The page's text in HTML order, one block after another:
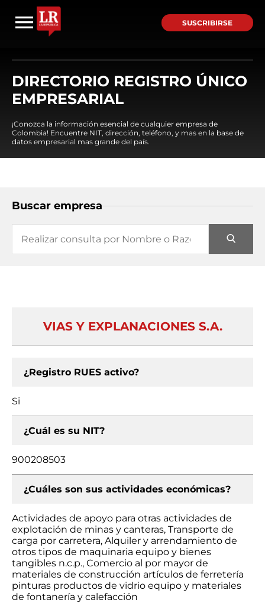
SUSCRIBIRSE
DIRECTORIO REGISTRO ÚNICO
EMPRESARIAL
¡Conozca la información esencial de cualquier empresa de
Colombia! Encuentre NIT, dirección, teléfono, y mas en la base de
datos empresarial mas grande del país.
Buscar empresa
VIAS Y EXPLANACIONES S.A.
¿Registro RUES activo?
Si
¿Cuál es su NIT?
900208503
¿Cuáles son sus actividades económicas?
Actividades de apoyo para otras actividades de
explotación de minas y canteras, Transporte de
carga por carretera, Alquiler y arrendamiento de
otros tipos de maquinaria equipo y bienes
tangibles n.c.p., Comercio al por mayor de
materiales de construcción artículos de ferretería
pinturas productos de vidrio equipo y materiales
de fontanería y calefacción